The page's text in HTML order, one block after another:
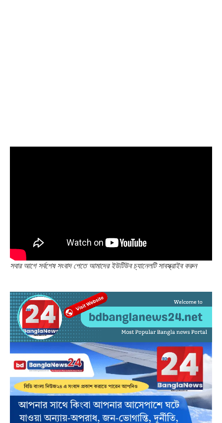
সবার আগে সর্বশেষ সংবাদ পেতে আমাদের ইউটিউব চ্যানেলটি সাবস্ক্রাইব করুন